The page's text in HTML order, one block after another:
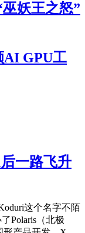
巫妖王之怒”
GPU工
一路飞升
这个名字不陌
Polaris（北极